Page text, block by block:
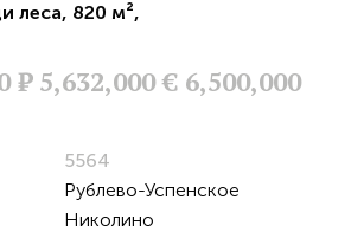
леса, 820 м²,
Р 5,632,000 € 6,500,000
5564
Рублево-Успенское
Николино